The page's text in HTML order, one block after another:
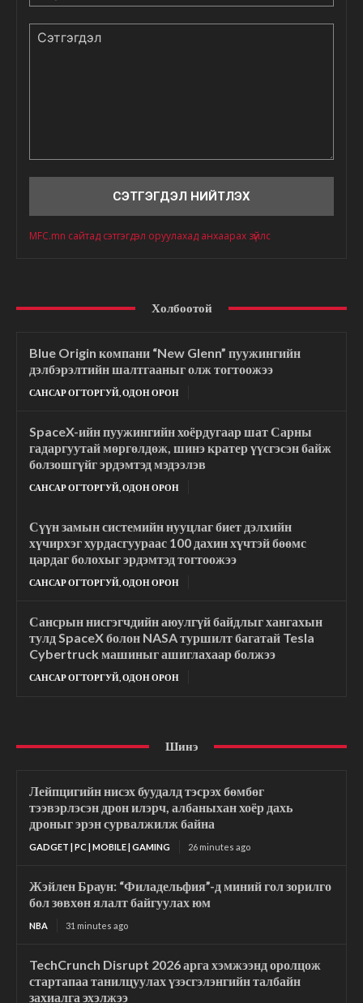
MFC.mn сайтад сэтгэгдэл оруулахад анхаарах зүйлс
Холбоотой
Blue Origin компани “New Glenn” пуужингийн
дэлбэрэлтийн шалтгааныг олж тогтоожээ
САНСАР ОГТОРГУЙ, ОДОН ОРОН
SpaceX-ийн пуужингийн хоёрдугаар шат Сарны
гадаргуутай мөргөлдөж, шинэ кратер үүсгэсэн байж
болзошгүйг эрдэмтэд мэдээлэв
САНСАР ОГТОРГУЙ, ОДОН ОРОН
Сүүн замын системийн нууцлаг биет дэлхийн
хүчирхэг хурдасгуураас 100 дахин хүчтэй бөөмс
цардаг болохыг эрдэмтэд тогтоожээ
САНСАР ОГТОРГУЙ, ОДОН ОРОН
Сансрын нисгэгчдийн аюулгүй байдлыг хангахын
тулд SpaceX болон NASA туршилт багатай Tesla
Cybertruck машиныг ашиглахаар болжээ
САНСАР ОГТОРГУЙ, ОДОН ОРОН
Шинэ
Лейпцигийн нисэх буудалд тэсрэх бөмбөг
тээвэрлэсэн дрон илэрч, албаныхан хоёр дахь
дроныг эрэн сурвалжилж байна
GADGET | PC | MOBILE | GAMING 26 minutes ago
Жэйлен Браун: “Филадельфия”-д миний гол зорилго
бол зөвхөн ялалт байгуулах юм
NBA 31 minutes ago
TechCrunch Disrupt 2026 арга хэмжээнд оролцож
стартапаа танилцуулах үзэсгэлэнгийн талбайн
захиалга эхэлжээ